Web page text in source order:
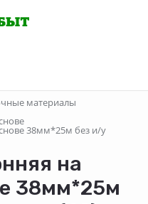
материалы
38мм*25м без и/у
на
38мм*25м